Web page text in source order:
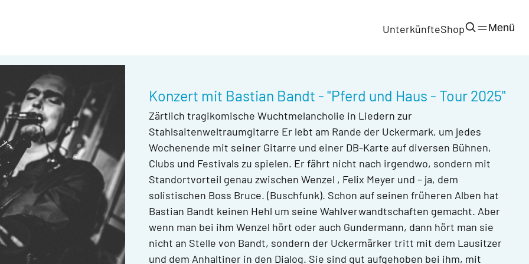
UnterkünfteShop Menü
Konzert mit Bastian Bandt - "Pferd und Haus - Tour 2025"
Zärtlich tragikomische Wuchtmelancholie in Liedern zur
Stahlsaitenweltraumgitarre Er lebt am Rande der Uckermark, um jedes
Wochenende mit seiner Gitarre und einer DB-Karte auf diversen Bühnen,
Clubs und Festivals zu spielen. Er fährt nicht nach irgendwo, sondern mit
Standortvorteil genau zwischen Wenzel , Felix Meyer und – ja, dem
solistischen Boss Bruce. (Buschfunk). Schon auf seinen früheren Alben hat
Bastian Bandt keinen Hehl um seine Wahlverwandtschaften gemacht. Aber
wenn man bei ihm Wenzel hört oder auch Gundermann, dann hört man sie
nicht an Stelle von Bandt, sondern der Uckermärker tritt mit dem Lausitzer
und dem Anhaltiner in den Dialog. Sie sind gut aufgehoben bei ihm, mit